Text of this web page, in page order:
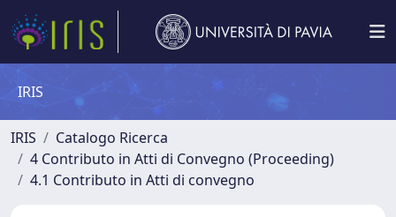
IRIS
IRIS
Catalogo Ricerca
4 Contributo in Atti di Convegno (Proceeding)
4.1 Contributo in Atti di convegno